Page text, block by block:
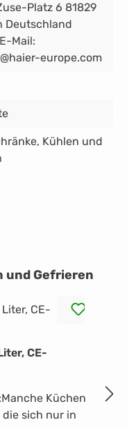
Platz 6 81829
Deutschland
Mail:
europe.com
, Kühlen und
und Gefrieren
CE-
Küchen
sich nur in